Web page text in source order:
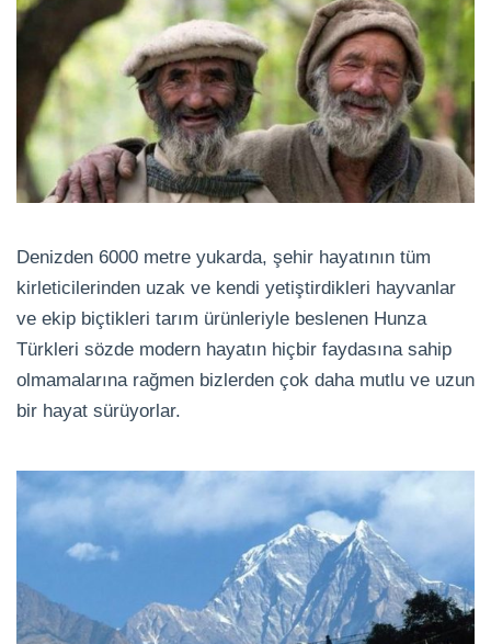
Denizden 6000 metre yukarda, şehir hayatının tüm
kirleticilerinden uzak ve kendi yetiştirdikleri hayvanlar
ve ekip biçtikleri tarım ürünleriyle beslenen Hunza
Türkleri sözde modern hayatın hiçbir faydasına sahip
olmamalarına rağmen bizlerden çok daha mutlu ve uzun
bir hayat sürüyorlar.